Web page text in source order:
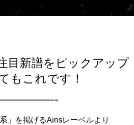
目新譜をピックアップ
もこれです！
」を掲げるAinsレーベルより